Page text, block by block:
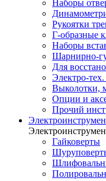
Наборы
Рукоятки
Г-образные
Наборы
Шарнирно-
Для
Электро-
Выколотки,
Опции и
Прочий
Гайковерты